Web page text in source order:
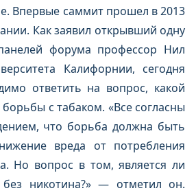
Впервые саммит прошел в 2013
Как заявил открывший одну
форума профессор Нил
Калифорнии, сегодня
ответить на вопрос, какой
с табаком. «Все согласны
что борьба должна быть
вреда от потребления
Но вопрос в том, является ли
никотина?» — отметил он.